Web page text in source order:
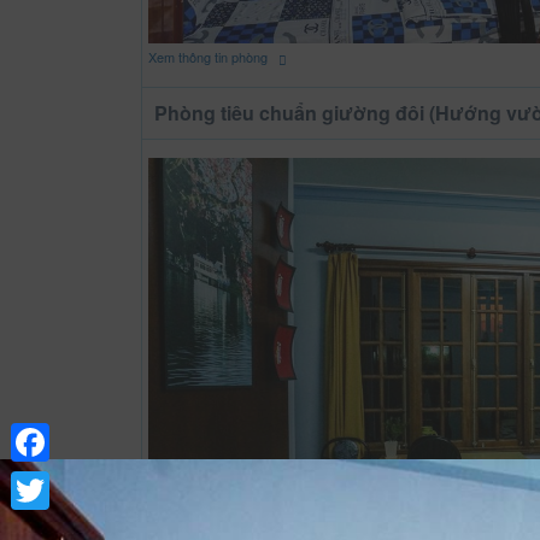
Xem thông tin phòng
Phòng tiêu chuẩn giường đôi (Hướng
Facebook
Twitter